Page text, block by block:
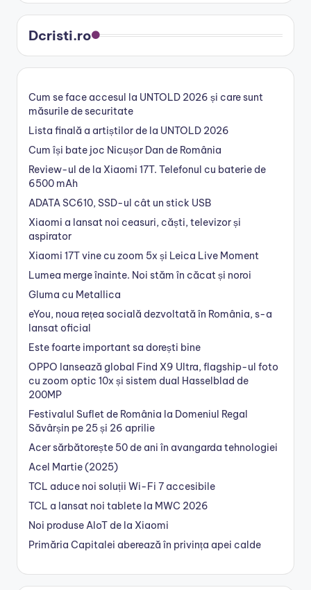
Dcristi.ro
Cum se face accesul la UNTOLD 2026 și care sunt
măsurile de securitate
Lista finală a artiștilor de la UNTOLD 2026
Cum își bate joc Nicușor Dan de România
Review-ul de la Xiaomi 17T. Telefonul cu baterie de
6500 mAh
ADATA SC610, SSD-ul cât un stick USB
Xiaomi a lansat noi ceasuri, căști, televizor și
aspirator
Xiaomi 17T vine cu zoom 5x și Leica Live Moment
Lumea merge înainte. Noi stăm în căcat și noroi
Gluma cu Metallica
eYou, noua rețea socială dezvoltată în România, s-a
lansat oficial
Este foarte important sa dorești bine
OPPO lansează global Find X9 Ultra, flagship-ul foto
cu zoom optic 10x și sistem dual Hasselblad de
200MP
Festivalul Suflet de România la Domeniul Regal
Săvârșin pe 25 și 26 aprilie
Acer sărbătorește 50 de ani în avangarda tehnologiei
Acel Martie (2025)
TCL aduce noi soluții Wi-Fi 7 accesibile
TCL a lansat noi tablete la MWC 2026
Noi produse AIoT de la Xiaomi
Primăria Capitalei aberează în privința apei calde